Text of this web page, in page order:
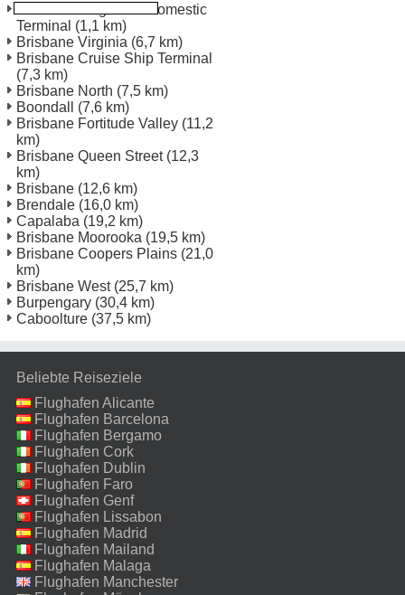
Brisbane Flughafen Domestic
Terminal (1,1 km)
Brisbane Virginia (6,7 km)
Brisbane Cruise Ship Terminal
(7,3 km)
Brisbane North (7,5 km)
Boondall
(7,6 km)
Brisbane Fortitude Valley (11,2
km)
Brisbane Queen Street(12,3
km)
Brisbane (12,6 km)
Brendale (16,0 km)
Capalaba (19,2 km)
Brisbane Moorooka (19,5 km)
Brisbane Coopers Plains (21,0
km)
Brisbane West(25,7 km)
Burpengary (30,4 km)
Caboolture (37,5 km)
Beliebte Reiseziele
Flughafen Alicante
Flughafen Barcelona
Flughafen Bergamo
Flughafen Cork
Flughafen Dublin
Flughafen Faro
Flughafen Genf
Flughafen Lissabon
Flughafen Madrid
Flughafen Mailand
Malpensa
Flughafen Malaga
Flughafen Manchester